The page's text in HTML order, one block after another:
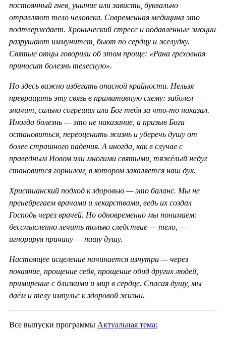
постоянный гнев, уныние или зависть, буквально
отравляют тело человека. Современная медицина это
подтверждает. Хронический стресс и подавленные эмоции
разрушают иммунитет, бьют по сердцу и желудку.
Святые отцы говорили об этом проще: «Рана греховная
приносит болезнь телесную».
Но здесь важно избегать опасной крайности. Нельзя
превращать эту связь в примитивную схему: заболел —
значит, сильно согрешил или Бог тебя за что-то наказал.
Иногда болезнь — это не наказание, а призыв Бога
остановиться, переоценить жизнь и уберечь душу от
более страшного падения. А иногда, как в случае с
праведным Иовом или многими святыми, тяжёлый недуг
становится горнилом, в котором закаляется наш дух.
Христианский подход к здоровью — это баланс. Мы не
пренебрегаем врачами и лекарствами, ведь их создал
Господь через врачей. Но одновременно мы понимаем:
бессмысленно лечить только следствие — тело, —
игнорируя причину — нашу душу.
Настоящее исцеление начинается изнутри — через
покаяние, прощение себя, прощение обид других людей,
примирение с близкими и мир в сердце. Спасая душу, мы
даём и телу импульс к здоровой жизни.
Все выпуски программы Актуальная тема: